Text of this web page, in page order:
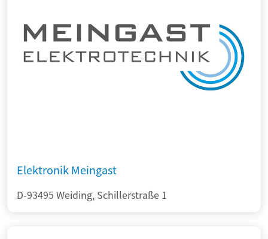
Elektronik Meingast
D-93495 Weiding, Schillerstraße 1